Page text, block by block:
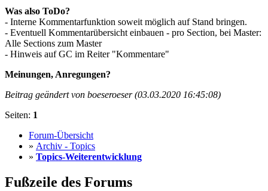
Was also ToDo?
- Interne Kommentarfunktion soweit möglich auf Stand bringen.
- Eventuell Kommentarübersicht einbauen - pro Section, bei Master:
Alle Sections zum Master
- Hinweis auf GC im Reiter "Kommentare"
Meinungen, Anregungen?
Beitrag geändert von boeseroeser (03.03.2020 16:45:08)
Seiten: 1
Forum-Übersicht
» Archiv - Topics
» Topics-Weiterentwicklung
Fußzeile des Forums